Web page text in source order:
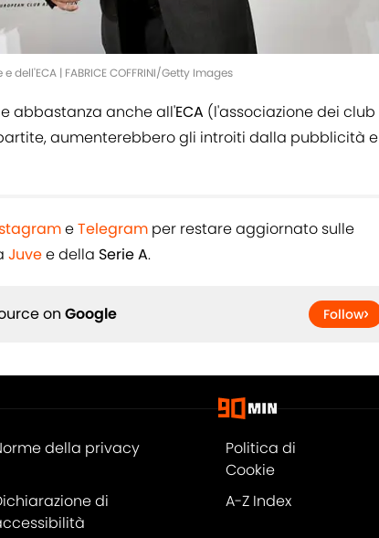
| FABRICE COFFRINI/Getty Images
abbastanza anche all'ECA (l'associazione dei club
aumenterebbero gli introiti dalla pubblicità e
eTelegram per restare aggiornato sulle
Juvee della Serie A.
on Google Follow
della privacy
Politica di
Cookie
di
A-Z Index